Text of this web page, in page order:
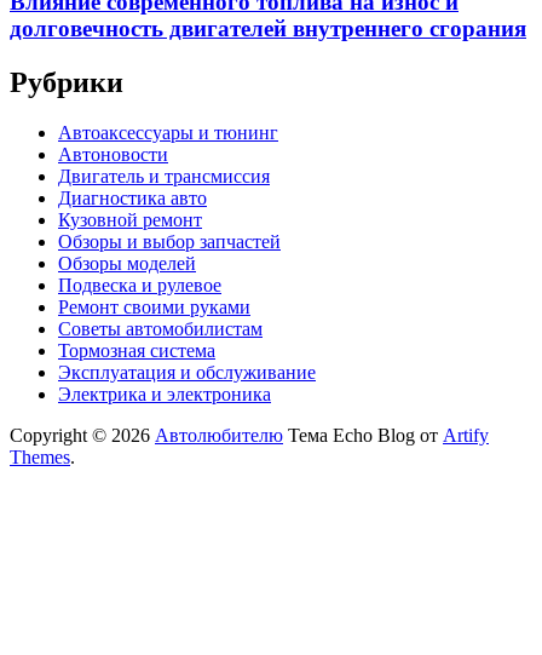
долговечность двигателей внутреннего сгорания
Рубрики
Автоаксессуары и тюнинг
Автоновости
Двигатель и трансмиссия
Диагностика авто
Кузовной ремонт
Обзоры и выбор запчастей
Обзоры моделей
Подвеска и рулевое
Ремонт своими руками
Советы автомобилистам
Тормозная система
Эксплуатация и обслуживание
Электрика и электроника
Copyright © 2026 Автолюбителю Тема Echo Blog от Artify
Themes.